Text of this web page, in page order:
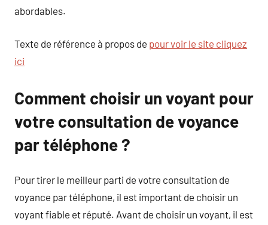
abordables.
Texte de référence à propos de pour voir le site cliquez
ici
Comment choisir un voyant pour
votre consultation de voyance
par téléphone ?
Pour tirer le meilleur parti de votre consultation de
voyance par téléphone, il est important de choisir un
voyant fiable et réputé. Avant de choisir un voyant, il est